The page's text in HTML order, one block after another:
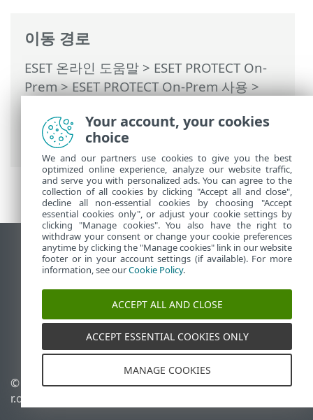
이동 경로
ESET 온라인 도움말 > ESET PROTECT On-
Prem>ESET PROTECT On-Prem 사용>
>동적 그룹 템플릿>동적 그룹 템플릿
규칙> 연산
데스크톱 사이트 보기
End of Life
ESET 지식 베이스
ESET Status Portal
국가별 지원
© 1992 - 2026 ESET, spol. s
r.o. - All rights reserved.
쿠키 관리
Your account, your cookies
choice
We and our partners use cookies to give you the best
optimized online experience, analyze our website traffic,
and serve you with personalized ads. You can agree to the
collection of all cookies by clicking "Accept all and close",
decline all non-essential cookies by choosing "Accept
essential cookies only", or adjust your cookie settings by
clicking "Manage cookies". You also have the right to
withdraw your consent or change your cookie preferences
anytime by clicking the "Manage cookies" link in our website
footer or in your account settings (if available). For more
information, see ourCookie Policy.
ACCEPT ALL AND CLOSE
ACCEPT ESSENTIAL COOKIES ONLY
MANAGE COOKIES